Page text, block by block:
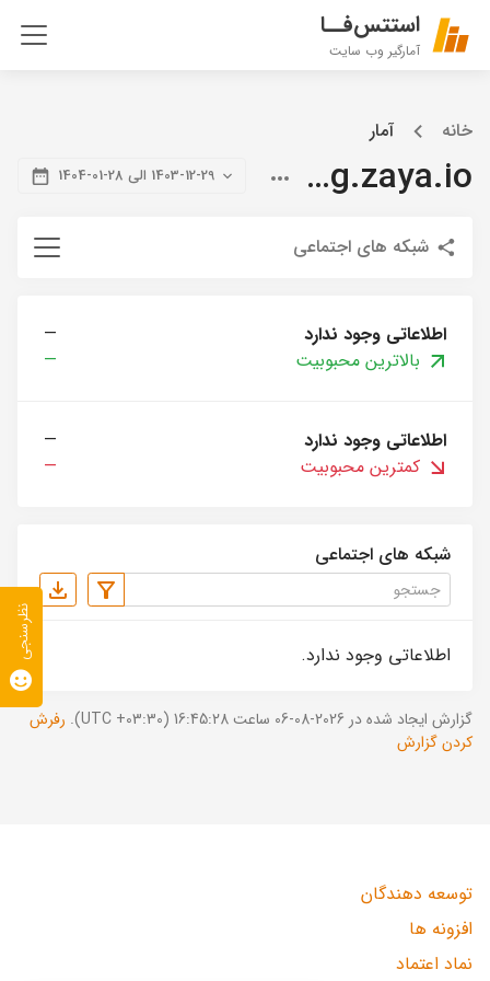
استتس‌فــا
آمارگیر وب سایت
خانه آمار
blog.zaya.io 1403-12-29 الی 28-01-1404
شبکه های اجتماعی
اطلاعاتی وجود ندارد
—
بالاترین محبوبیت
—
اطلاعاتی وجود ندارد
—
کمترین محبوبیت
—
شبکه های اجتماعی
اطلاعاتی وجود ندارد.
گزارش ایجاد شده در 2026-08-06 ساعت 16:45:28 (UTC +03:30).
رفرش
کردن گزارش
توسعه دهندگان
افزونه ها
نماد اعتماد
نظرسنجی